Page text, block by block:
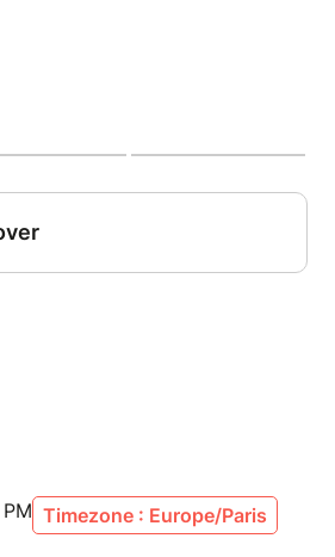
Timezone : Europe/Paris